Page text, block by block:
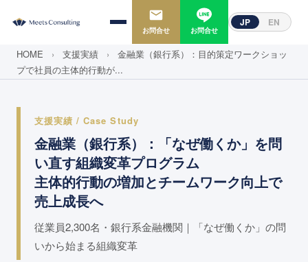
お問合せ お問合せ
JP EN
HOME › 支援実績 ›
金融業（銀行系）：目的策定ワークショッ
プで社員の主体的行動が...
支援実績 / Case Study
金融業（銀行系）：「なぜ働くか」を問
い直す組織変革プログラム
主体的行動の増加とチームワーク向上で
売上成長へ
従業員2,300名・銀行系金融機関｜「なぜ働くか」の問
いから始まる組織変革